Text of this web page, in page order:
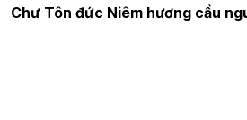
Chư Tôn đức Niêm hương cầu